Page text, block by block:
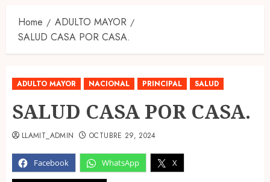
Home
ADULTO MAYOR
SALUD CASA POR CASA.
ADULTO MAYOR NACIONAL PRINCIPAL SALUD
SALUD CASA POR CASA.
Facebook WhatsApp X
LLAMIT_ADMIN OCTUBRE 29, 2024